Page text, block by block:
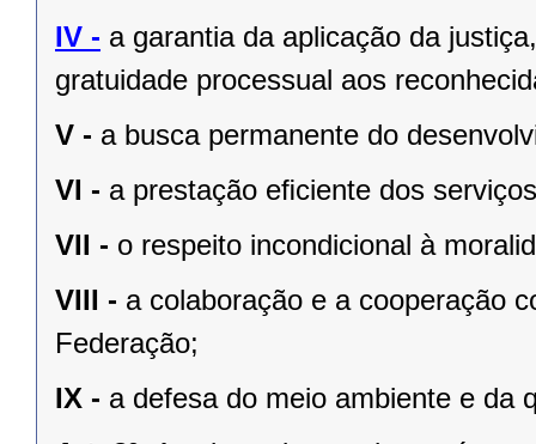
IV - a garantia da aplicação da
gratuidade processual aos
V - a busca permanente do
VI - a prestação eﬁciente dos
VII - o respeito incondicional à
VIII - a colaboração e a cooperação
Federação;
IX - a defesa do meio ambiente e da